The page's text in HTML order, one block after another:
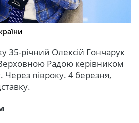
35-річний Олексій Гончарук
Радою керівником
Через півроку. 4 березня,